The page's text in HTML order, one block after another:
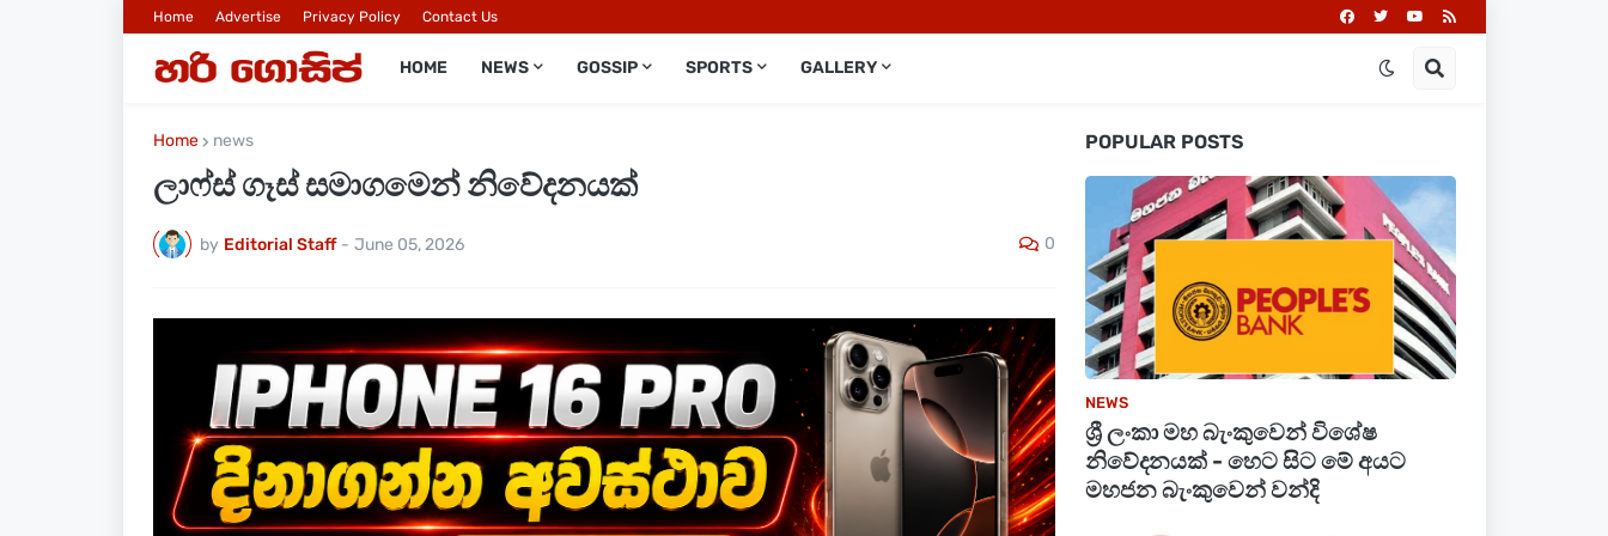
Home Advertise Privacy Policy Contact Us
HOME NEWS GOSSIP SPORTS GALLERY
Home news
ලාෆ්ස් ගෑස් සමාගමෙන් නිවේදනයක්
by Editorial Staff - June 05, 2026 0
POPULAR POSTS
NEWS
ශ්‍රී ලංකා මහ බැංකුවෙන් විශේෂ
නිවේදනයක් - හෙට සිට මේ අයට
මහජන බැංකුවෙන් වන්දි